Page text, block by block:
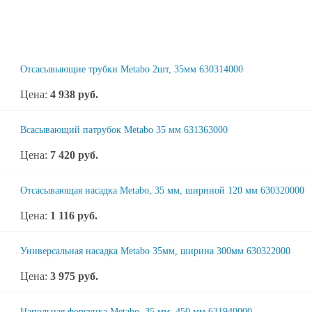
Отсасывыющие трубки Metabo 2шт, 35мм 630314000
Цена: 4 938 руб.
Всасывающий патрубок Metabo 35 мм 631363000
Цена: 7 420 руб.
Отсасывающая насадка Metabo, 35 мм, шириной 120 мм 630320000
Цена: 1 116 руб.
Универсальная насадка Metabo 35мм, ширина 300мм 630322000
Цена: 3 975 руб.